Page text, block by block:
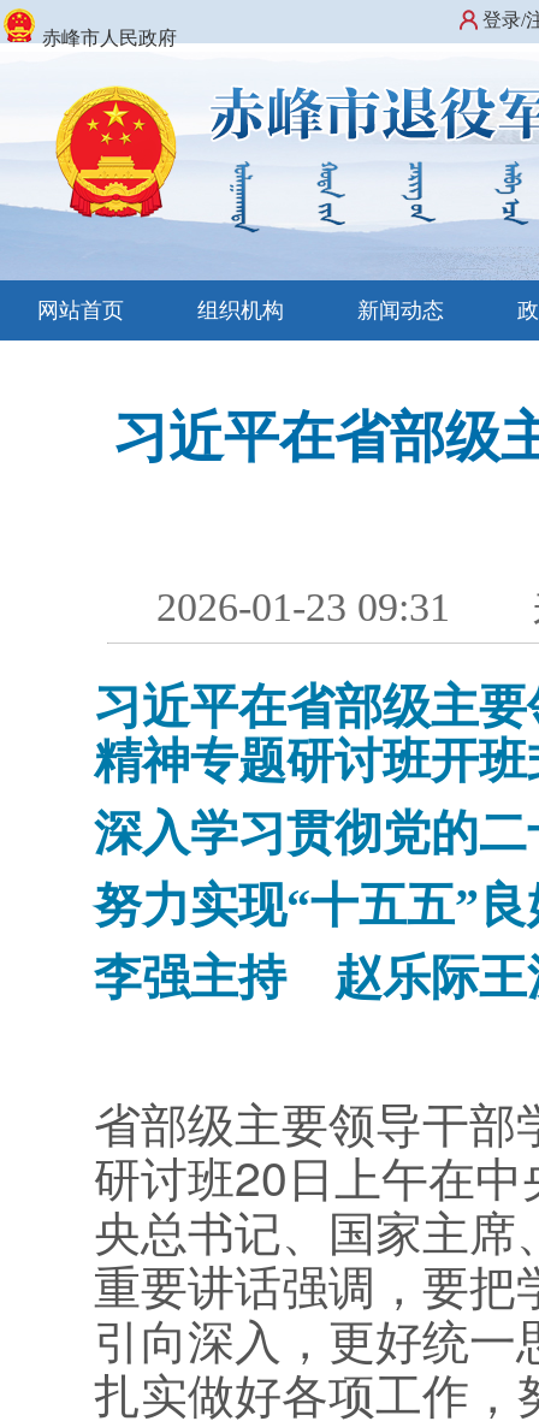
赤峰市人民政府
登录/
网站首页 组织机构 新闻动态
习近平在省部级
2026-01-23 09:31
习近平在省部级主
精神专题研讨班开
深入学习贯彻党的
努力实现“十五五”
李强主持 赵乐际王
省部级主要领导干
研讨班20日上午在
央总书记、国家主
重要讲话强调，要
引向深入，更好统
扎实做好各项工作，